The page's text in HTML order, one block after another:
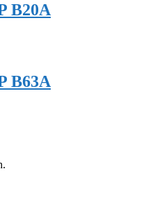
B20A
B63A